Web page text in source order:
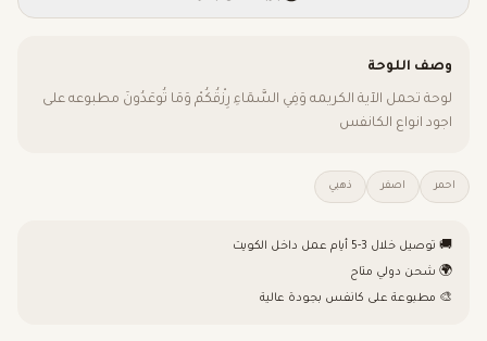
وصف اللوحة
لوحة تحمل الآية الكريمه وَفِي السَّمَاءِ رِزْقُكُمْ وَمَا تُوعَدُونَ مطبوعه على
اجود انواع الكانفس
احمر اصفر ذهبي
🚚 توصيل خلال 3-5 أيام عمل داخل الكويت
🌍 شحن دولي متاح
🎨 مطبوعة على كانفس بجودة عالية